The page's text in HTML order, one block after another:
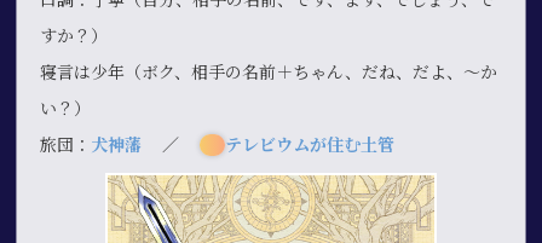
すか？）
寝言は少年（ボク、相手の名前＋ちゃん、だね、だよ、～か
い？）
旅団： 犬神藩 ／ テレビウムが住む土管